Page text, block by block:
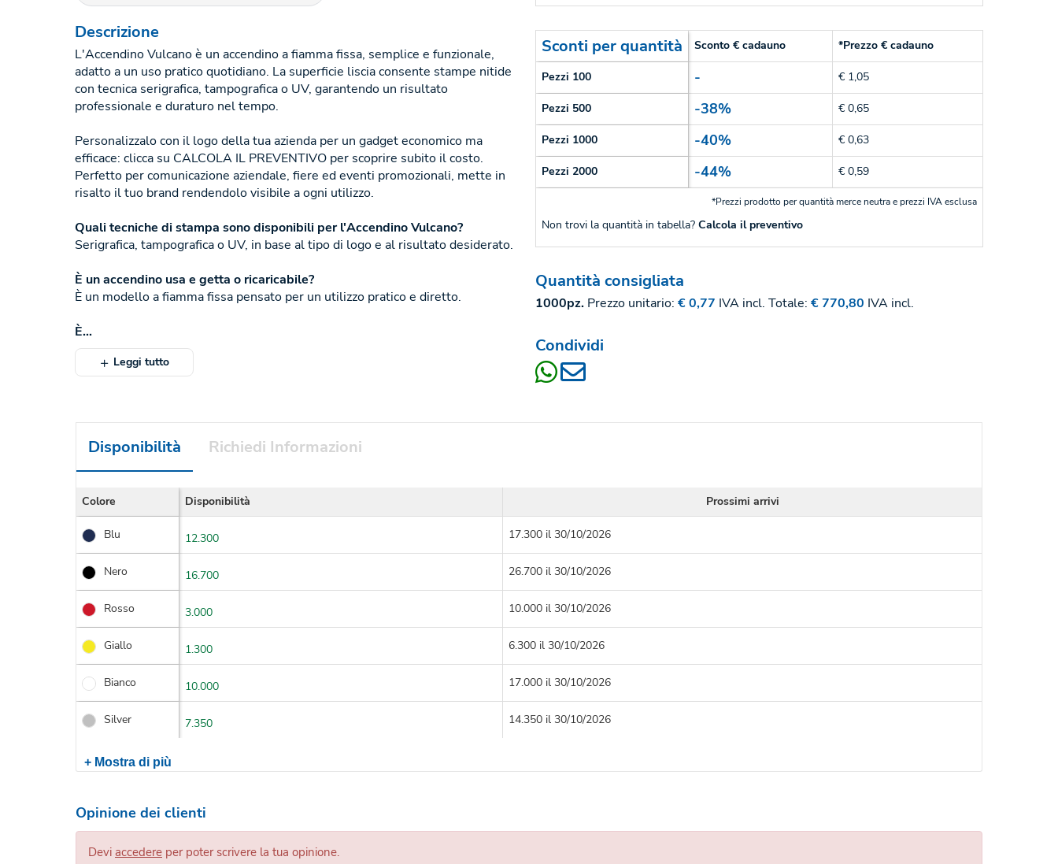
Descrizione
L'Accendino Vulcano è un accendino a fiamma fissa, semplice e funzionale,
adatto a un uso pratico quotidiano. La superficie liscia consente stampe nitide
con tecnica serigrafica, tampografica o UV, garantendo un risultato
professionale e duraturo nel tempo.
Personalizzalo con il logo della tua azienda per un gadget economico ma
efficace: clicca su CALCOLA IL PREVENTIVO per scoprire subito il costo.
Perfetto per comunicazione aziendale, fiere ed eventi promozionali, mette in
risalto il tuo brand rendendolo visibile a ogni utilizzo.
Quali tecniche di stampa sono disponibili per l'Accendino Vulcano?
Serigrafica, tampografica o UV, in base al tipo di logo e al risultato desiderato.
È un accendino usa e getta o ricaricabile?
È un modello a fiamma fissa pensato per un utilizzo pratico e diretto.
È...
Leggi tutto
Sconti per quantità Sconto € cadauno *Prezzo € cadauno
Pezzi 100 - € 1,05
Pezzi 500 -38% € 0,65
Pezzi 1000 -40% € 0,63
Pezzi 2000 -44% € 0,59
*Prezzi prodotto per quantità merce neutra e prezzi IVA esclusa
Non trovi la quantità in tabella? Calcola il preventivo
Quantità consigliata
1000pz. Prezzo unitario: € 0,77 IVA incl. Totale: € 770,80 IVA incl.
Condividi
Disponibilità Richiedi Informazioni
Colore Disponibilità Prossimi arrivi
Blu 12.300 17.300 il 30/10/2026
Nero 16.700 26.700 il 30/10/2026
Rosso 3.000 10.000 il 30/10/2026
Giallo 1.300 6.300 il 30/10/2026
Bianco 10.000 17.000 il 30/10/2026
Silver 7.350 14.350 il 30/10/2026
+ Mostra di più
Opinione dei clienti
Devi accedere per poter scrivere la tua opinione.